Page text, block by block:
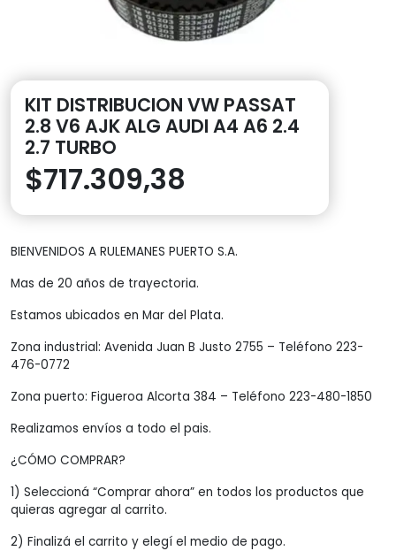
KIT DISTRIBUCION VW PASSAT
2.8 V6 AJK ALG AUDI A4 A6 2.4
2.7 TURBO
$717.309,38
BIENVENIDOS A RULEMANES PUERTO S.A.
Mas de 20 años de trayectoria.
Estamos ubicados en Mar del Plata.
Zona industrial: Avenida Juan B Justo 2755 – Teléfono 223-
476-0772
Zona puerto: Figueroa Alcorta 384 – Teléfono 223-480-1850
Realizamos envíos a todo el pais.
¿CÓMO COMPRAR?
1) Seleccioná “Comprar ahora” en todos los productos que
quieras agregar al carrito.
2) Finalizá el carrito y elegí el medio de pago.